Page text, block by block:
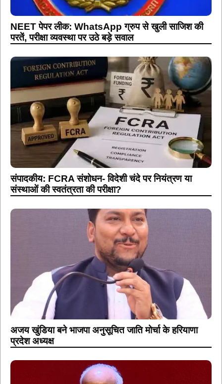
NEET पेपर लीक: WhatsApp ग्रुप से खुली साजिश की
परतें, परीक्षा व्यवस्था पर उठे बड़े सवाल
संपादकीय: FCRA संशोधन- विदेशी चंदे पर नियंत्रण या
संस्थाओं की स्वतंत्रता की परीक्षा?
अजय खुंडिया बने भाजपा अनुसूचित जाति मोर्चा के हरियाणा
प्रदेश अध्यक्ष